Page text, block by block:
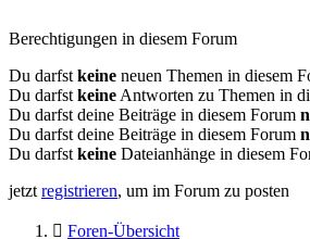
Berechtigungen in diesem Forum
Du darfst keine neuen Themen in diesem
Du darfst keine Antworten zu Themen in
Du darfst deine Beiträge in diesem Forum
Du darfst deine Beiträge in diesem Forum
Du darfst keine Dateianhänge in diesem
jetzt registrieren, um im Forum zu posten
Foren-Übersicht